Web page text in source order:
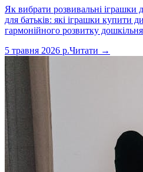
Як вибрати розвивальні іграшки
для батьків: які іграшки купити
гармонійного розвитку
5 травня 2026 р.Читати →